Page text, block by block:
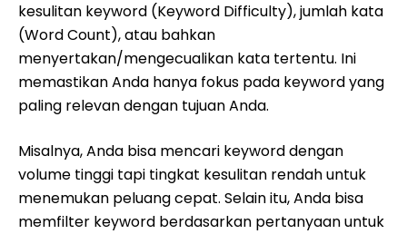
kesulitan keyword (Keyword Difficulty), jumlah kata
(Word Count), atau bahkan
menyertakan/mengecualikan kata tertentu. Ini
memastikan Anda hanya fokus pada keyword yang
paling relevan dengan tujuan Anda.
Misalnya, Anda bisa mencari keyword dengan
volume tinggi tapi tingkat kesulitan rendah untuk
menemukan peluang cepat. Selain itu, Anda bisa
memfilter keyword berdasarkan pertanyaan untuk